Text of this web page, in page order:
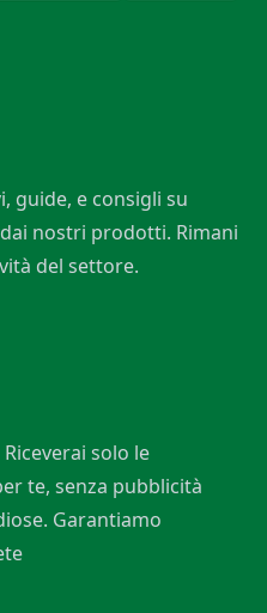
guide, e consigli su
nostri prodotti. Rimani
del settore.
solo le
te, senza pubblicità
Garantiamo